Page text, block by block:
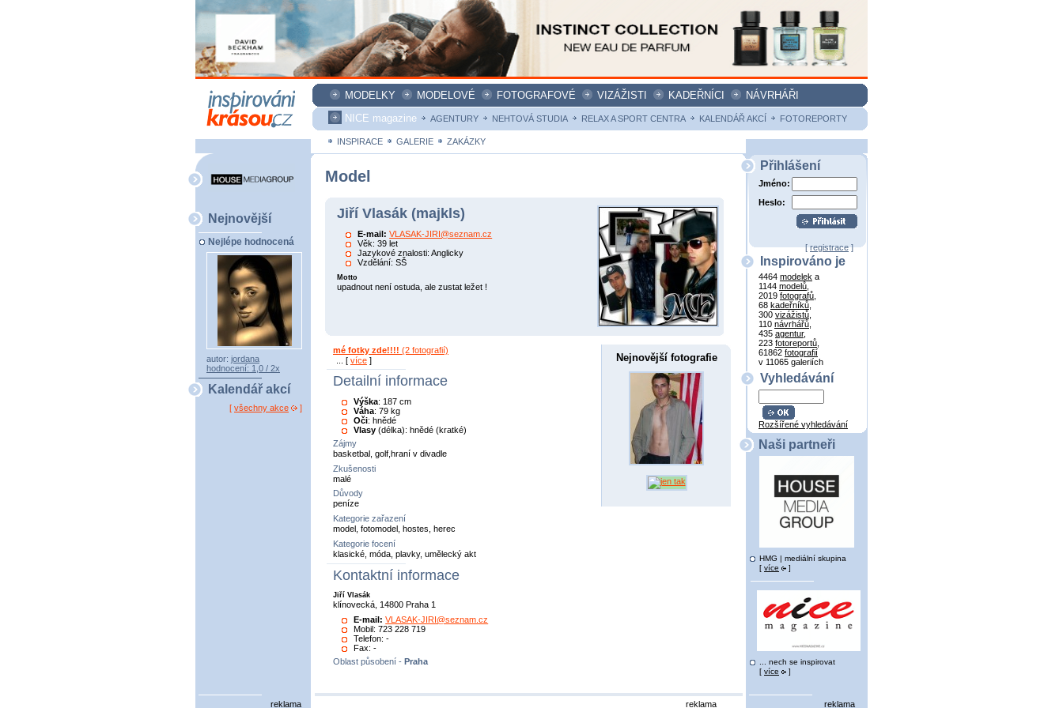
MODELKY MODELOVÉ FOTOGRAFOVÉ VIZÁŽISTI KADEŘNÍCI
NÁVRHÁŘI
NICE magazine
AGENTURY NEHTOVÁ STUDIA RELAX A SPORT CENTRA KALENDÁŘ AKCÍ FOTOREPORTY
INSPIRACE GALERIE ZAKÁZKY
Nejnovější
Nejlépe hodnocená
autor: jordana
hodnocení: 1,0 / 2x
Kalendář akcí
[ všechny akce ]
Model
Jiří Vlasák (majkls)
E-mail: VLASAK-JIRI@seznam.cz
Věk: 39 let
Jazykové znalosti: Anglicky
Vzdělání: SŠ
Motto
upadnout není ostuda, ale zustat ležet !
Nejnovější fotografie
mé fotky zde!!!! (2 fotografií)
... [ více ]
Detailní informace
Výška: 187 cm
Váha: 79 kg
Oči: hnědé
Vlasy (délka): hnědé (kratké)
Zájmy
basketbal, golf,hraní v divadle
Zkušenosti
malé
Důvody
peníze
Kategorie zařazení
model, fotomodel, hostes, herec
Kategorie focení
klasické, móda, plavky, umělecký akt
Kontaktní informace
Jiří Vlasák
klínovecká, 14800 Praha 1
E-mail:VLASAK-JIRI@seznam.cz
Mobil: 723 228 719
Telefon: -
Fax: -
Oblast působení - Praha
Přihlášení
Jméno:
Heslo:
[registrace]
Inspirováno je
4464 modelek a
1144 modelů
2019 fotografů
68 kadeřníků
300 vizážistů
110 návrhářů
435 agentur,
223 fotoreportů
61862 fotografií
v 11065 galeriích
Vyhledávání
Rozšířené vyhledávání
Naši partneři
HMG | mediální skupina
[ více ]
... nech se inspirovat
[ více ]
reklama reklama reklama